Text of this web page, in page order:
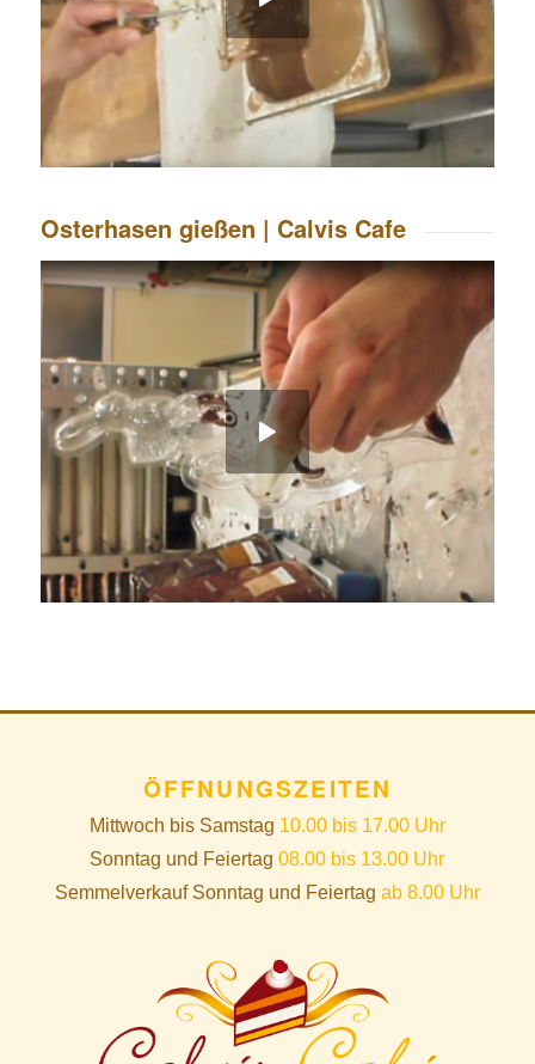
Osterhasen gießen | Calvis Cafe
ÖFFNUNGSZEITEN
Mittwoch bis Samstag 10.00 bis 17.00 Uhr
Sonntag und Feiertag08.00 bis 13.00 Uhr
Semmelverkauf Sonntag und Feiertag ab 8.00 Uhr